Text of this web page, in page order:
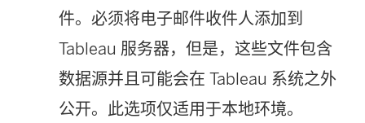
件。必须将电子邮件收件人添加到
Tableau 服务器，但是，这些文件包含
数据源并且可能会在 Tableau 系统之外
公开。此选项仅适用于本地环境。